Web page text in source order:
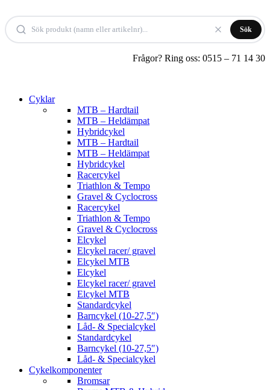
till
innehåll
Sök
Frågor? Ring oss: 0515 – 71 14 30
Cyklar
MTB – Hardtail
MTB – Heldämpat
Hybridcykel
MTB – Hardtail
MTB – Heldämpat
Hybridcykel
Racercykel
Triathlon & Tempo
Gravel & Cyclocross
Racercykel
Triathlon & Tempo
Gravel & Cyclocross
Elcykel
Elcykel racer/ gravel
Elcykel MTB
Elcykel
Elcykel racer/ gravel
Elcykel MTB
Standardcykel
Barncykel (10-27,5″)
Låd- & Specialcykel
Standardcykel
Barncykel (10-27,5″)
Låd- & Specialcykel
Cykelkomponenter
Bromsar